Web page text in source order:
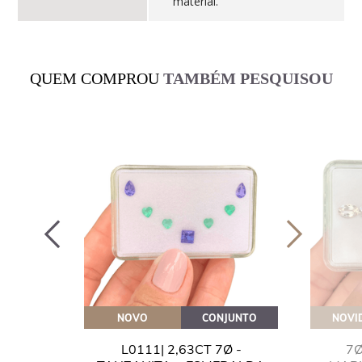
QUEM COMPROU TAMBÉM PESQUISOU
NOVO CONJUNTO
L0111| 2,63CT 7Ø -